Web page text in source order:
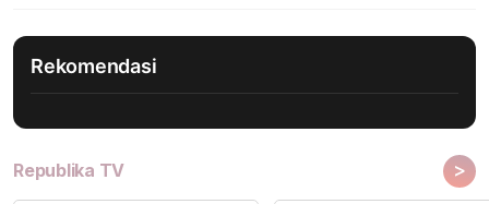
Rekomendasi
Republika TV >